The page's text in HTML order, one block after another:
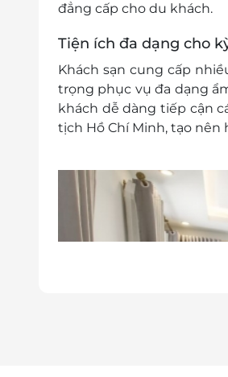
đẳng cấp cho du khách.
Tiện ích đa dạng cho
Khách sạn cung cấp
trọng phục vụ đa dạng
khách dễ dàng tiếp cận
tịch Hồ Chí Minh, tạo